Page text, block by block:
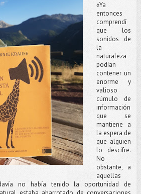
«Ya
entonces
comprendí
que los
sonidos de
la
naturaleza
podían
contener un
enorme y
valioso
cúmulo de
información
que se
mantiene a
la espera de
que alguien
lo descifre.
No
obstante, a
aquellas
no había tenido la oportunidad de